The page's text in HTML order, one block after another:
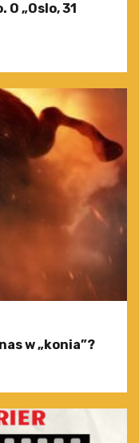
„Oslo, 31
w „konia”?